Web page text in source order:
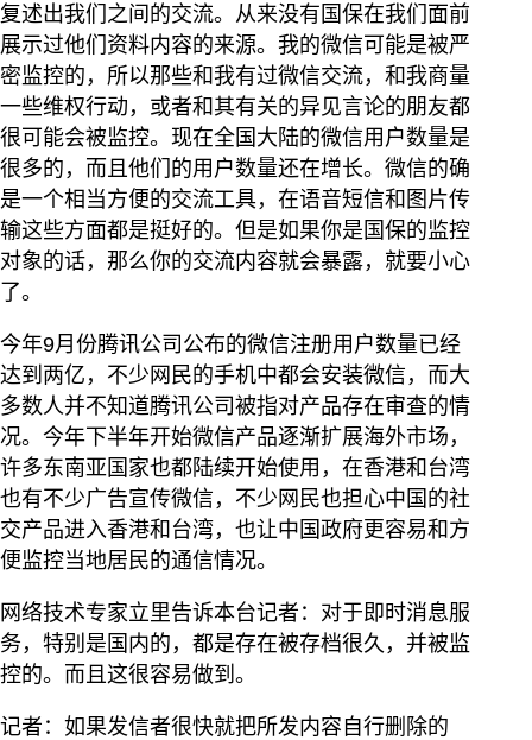
复述出我们之间的交流。从来没有国保在我们面前
展示过他们资料内容的来源。我的微信可能是被严
密监控的，所以那些和我有过微信交流，和我商量
一些维权行动，或者和其有关的异见言论的朋友都
很可能会被监控。现在全国大陆的微信用户数量是
很多的，而且他们的用户数量还在增长。微信的确
是一个相当方便的交流工具，在语音短信和图片传
输这些方面都是挺好的。但是如果你是国保的监控
对象的话，那么你的交流内容就会暴露，就要小心
了。
今年9月份腾讯公司公布的微信注册用户数量已经
达到两亿，不少网民的手机中都会安装微信，而大
多数人并不知道腾讯公司被指对产品存在审查的情
况。今年下半年开始微信产品逐渐扩展海外市场，
许多东南亚国家也都陆续开始使用，在香港和台湾
也有不少广告宣传微信，不少网民也担心中国的社
交产品进入香港和台湾，也让中国政府更容易和方
便监控当地居民的通信情况。
网络技术专家立里告诉本台记者：对于即时消息服
务，特别是国内的，都是存在被存档很久，并被监
控的。而且这很容易做到。
记者：如果发信者很快就把所发内容自行删除的